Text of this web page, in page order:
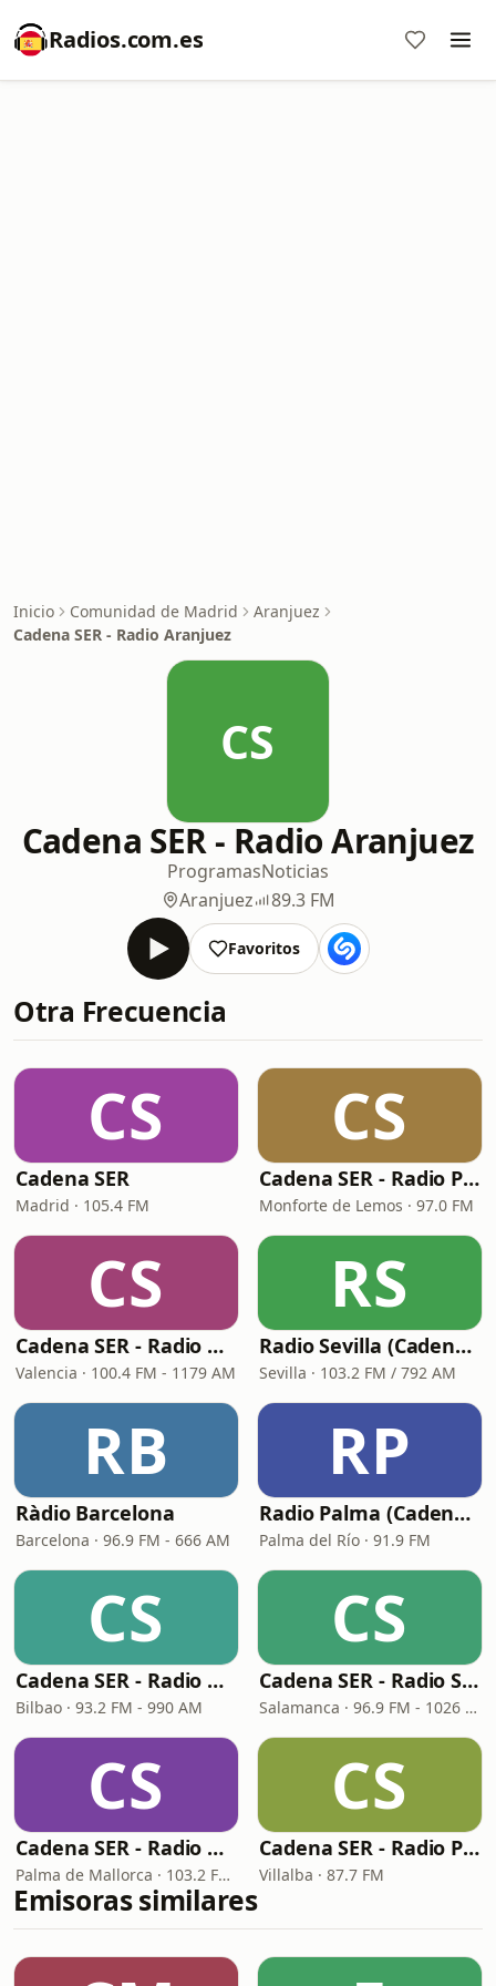
Radios.com.es
Inicio Comunidad de Madrid
Aranjuez
Cadena SER - Radio Aranjuez
CS
Cadena SER - Radio Aranjuez
ProgramasNoticias
Aranjuez
89.3 FM
Favoritos
Otra Frecuencia
CS
Cadena SER
Madrid · 105.4 FM
CS
Cadena SER - Radio Principal Monforte
Monforte de Lemos · 97.0 FM
CS
Cadena SER - Radio Valencia
Valencia · 100.4 FM - 1179 AM
RS
Radio Sevilla (Cadena SER)
Sevilla · 103.2 FM / 792 AM
RB
Ràdio Barcelona
Barcelona · 96.9 FM - 666 AM
RP
Radio Palma (Cadena SER)
Palma del Río · 91.9 FM
CS
Cadena SER - Radio Bilbao
Bilbao · 93.2 FM - 990 AM
CS
Cadena SER - Radio Salamanca
Salamanca · 96.9 FM - 1026 AM
CS
Cadena SER - Radio Mallorca
Palma de Mallorca · 103.2 FM, 1080 AM
CS
Cadena SER - Radio Principal Vilalba
Villalba · 87.7 FM
Emisoras similares